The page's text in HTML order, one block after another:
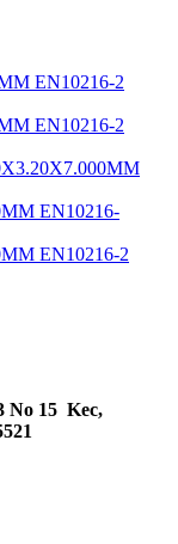
EN10216-2
EN10216-2
EN10216-
EN10216-2
No 15 Kec,